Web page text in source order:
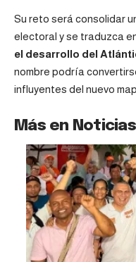
Su reto será consolidar
electoral y se traduzca
el desarrollo del
nombre podría
influyentes del nuevo
Más en